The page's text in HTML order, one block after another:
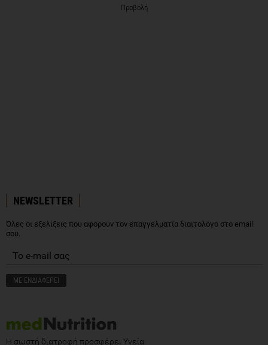
Προβολή
NEWSLETTER
Όλες οι εξελίξεις που αφορούν τον επαγγελματία διαιτολόγο στο email
σου.
Η σωστή διατροφή προσφέρει Υγεία